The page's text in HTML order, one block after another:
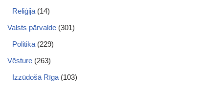
Reliģija (14)
Valsts pārvalde (301)
Politika (229)
Vēsture (263)
Izzūdošā Rīga (103)